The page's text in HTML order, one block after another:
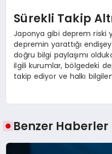
Sürekli Takip
Japonya gibi deprem riski
depremin yarattığı
doğru bilgi paylaşımı
ilgili kurumlar, bölgedeki
takip ediyor ve halkı
Benzer Haberler